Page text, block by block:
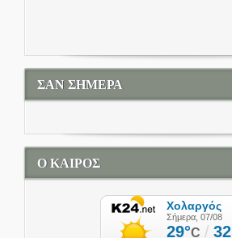
ΣΑΝ ΣΗΜΕΡΑ
Ο ΚΑΙΡΟΣ